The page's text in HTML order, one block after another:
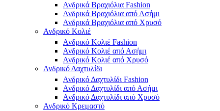
Ανδρικά Βραχιόλια Fashion
Ανδρικά Βραχιόλια από Ασήμι
Ανδρικά Βραχιόλια από Χρυσό
Ανδρικό Κολιέ
Ανδρικό Κολιέ Fashion
Ανδρικό Κολιέ από Ασήμι
Ανδρικό Κολιέ από Χρυσό
Ανδρικό Δαχτυλίδι
Ανδρικό Δαχτυλίδι Fashion
Ανδρικό Δαχτυλίδι από Ασήμι
Ανδρικό Δαχτυλίδι από Χρυσό
Ανδρικό Κρεμαστό